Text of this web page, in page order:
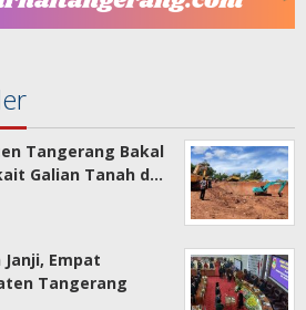
Tangerang Bakal
Galian Tanah d…
Empat
Tangerang